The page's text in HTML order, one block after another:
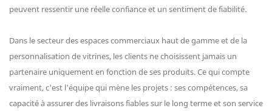
peuvent ressentir une réelle confiance et un sentiment de fiabilité.
Dans le secteur des espaces commerciaux haut de gamme et de la
personnalisation de vitrines, les clients ne choisissent jamais un
partenaire uniquement en fonction de ses produits. Ce qui compte
vraiment, c'est l'équipe qui mène les projets : ses compétences, sa
capacité à assurer des livraisons fiables sur le long terme et son service